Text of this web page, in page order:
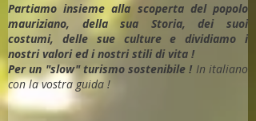
Partiamo insieme alla scoperta del popolo
mauriziano, della sua Storia, dei suoi
costumi, delle sue culture e dividiamo i
nostri valori ed i nostri stili di vita !
Per un "slow" turismo sostenibile ! In italiano
con la vostra guida !